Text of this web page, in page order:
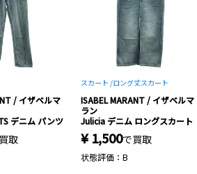
/ イザベルマ
デニム パンツ
取
スカート /ロング丈スカート
ISABEL MARANT / イザベルマ
ラン
Julicia デニム ロングスカート
¥ 1,500で買取
状態評価：B